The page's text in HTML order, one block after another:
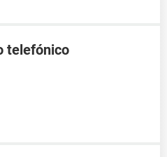
telefónico